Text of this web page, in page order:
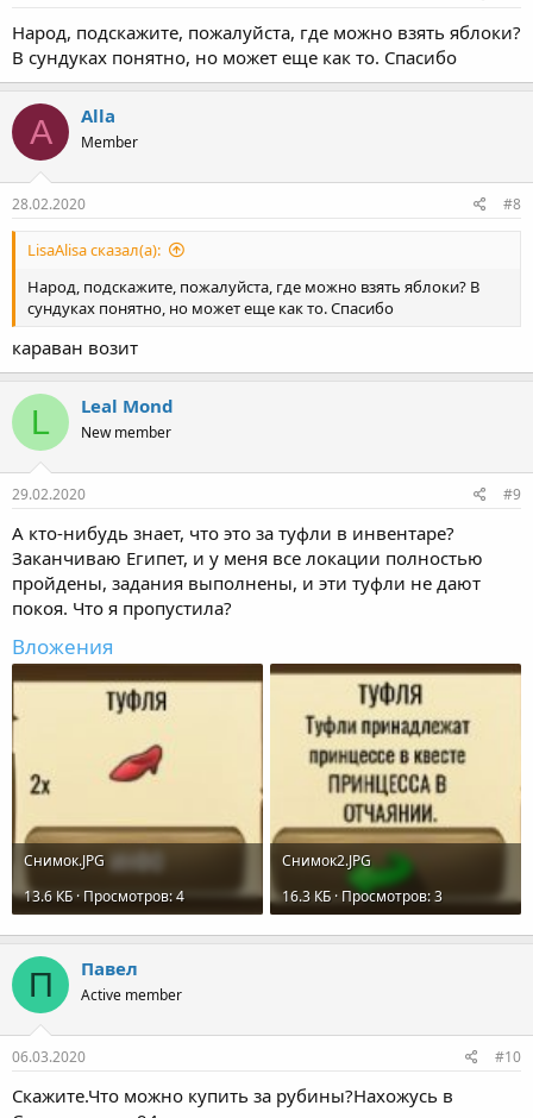
Народ, подскажите, пожалуйста, где можно взять яблоки?
В сундуках понятно, но может еще как то. Спасибо
A Alla
Member
28.02.2020 #8
LisaAlisa сказал(а):
Народ, подскажите, пожалуйста, где можно взять яблоки? В
сундуках понятно, но может еще как то. Спасибо
караван возит
L Leal Mond
New member
29.02.2020 #9
А кто-нибудь знает, что это за туфли в инвентаре?
Заканчиваю Египет, и у меня все локации полностью
пройдены, задания выполнены, и эти туфли не дают
покоя. Что я пропустила?
Вложения
Снимок.JPG
13.6 КБ · Просмотров: 4
Снимок2.JPG
16.3 КБ · Просмотров: 3
П Павел
Active member
06.03.2020 #10
Скажите.Что можно купить за рубины?Нахожусь в